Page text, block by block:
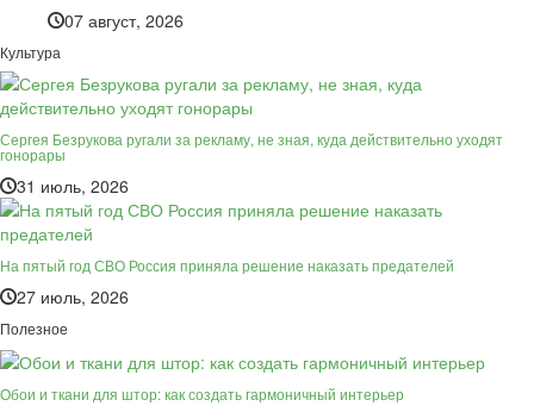
07 август, 2026
Культура
Сергея Безрукова ругали за рекламу, не зная, куда действительно уходят
гонорары
31 июль, 2026
На пятый год СВО Россия приняла решение наказать предателей
27 июль, 2026
Полезное
Обои и ткани для штор: как создать гармоничный интерьер